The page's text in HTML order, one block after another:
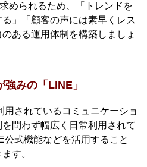
められるため、「トレンドを
」「顧客の声には素早くレス
ある運用体制を構築しましょ
みの「LINE」
用されているコミュニケーショ
問わず幅広く日常利用されて
式機能などを活用すること
す。